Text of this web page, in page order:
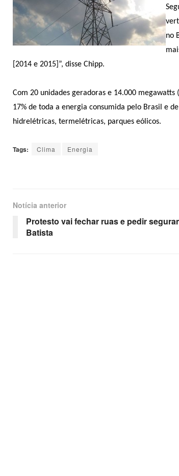
no
[2014 e 2015]”, disse Chipp.
Com 20 unidades geradoras e 14.000
17% de toda a energia consumida pelo Brasil e
hidrelétricas, termelétricas, parques eólicos.
Tags: Clima Energia
Notícia anterior
Protesto vai fechar ruas e pedir
Batista